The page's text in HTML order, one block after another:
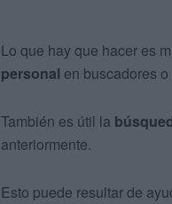
Lo que hay que hacer es
personal en buscadores o
También es útil la
anteriormente.
Esto puede resultar de